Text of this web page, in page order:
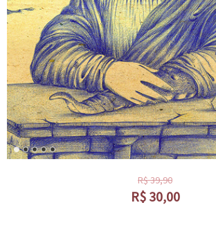
R$39,90
R$ 30,00